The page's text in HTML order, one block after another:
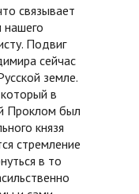
связывает
нашего
Подвиг
сейчас
земле.
в
Проклом был
князя
стремление
в то